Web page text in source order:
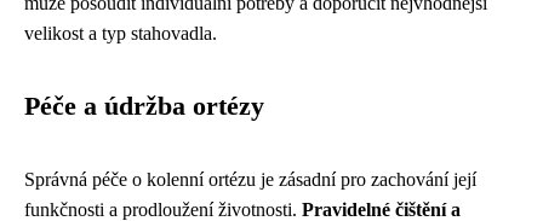
velikost a typ stahovadla.
Péče a údržba ortézy
Správná péče o kolenní ortézu je zásadní pro zachování její
funkčnosti a prodloužení životnosti. Pravidelné čištění a